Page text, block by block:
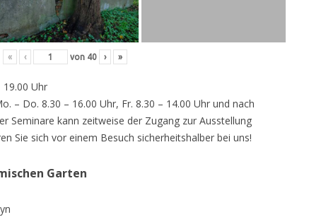
« ‹ von 40 › »
19.00 Uhr
– Do. 8.30 – 16.00 Uhr, Fr. 8.30 – 14.00 Uhr und nach
Seminare kann zeitweise der Zugang zur Ausstellung
Sie sich vor einem Besuch sicherheitshalber bei uns!
Garten